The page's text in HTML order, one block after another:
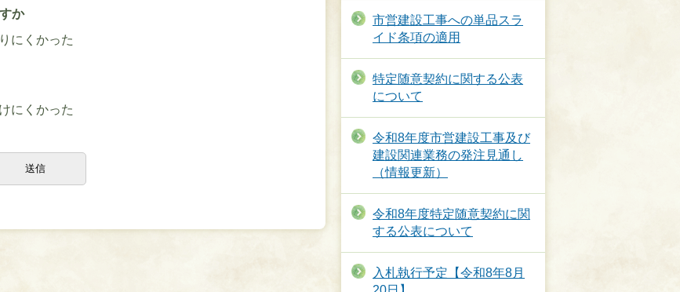
か
にくかった
にくかった
市営建設工事への単品スラ
イド条項の適用
特定随意契約に関する公表
について
令和8年度市営建設工事及び
建設関連業務の発注見通し
（情報更新）
令和8年度特定随意契約に関
する公表について
入札執行予定【令和8年8月